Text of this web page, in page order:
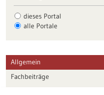
dieses Portal
alle Portale
Allgemein
Fachbeiträge